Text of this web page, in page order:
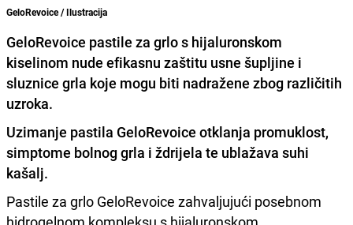
GeloRevoice / Ilustracija
GeloRevoice pastile za grlo s hijaluronskom
kiselinom nude efikasnu zaštitu usne šupljine i
sluznice grla koje mogu biti nadražene zbog različitih
uzroka.
Uzimanje pastila GeloRevoice otklanja promuklost,
simptome bolnog grla i ždrijela te ublažava suhi
kašalj.
Pastile za grlo GeloRevoice zahvaljujući posebnom